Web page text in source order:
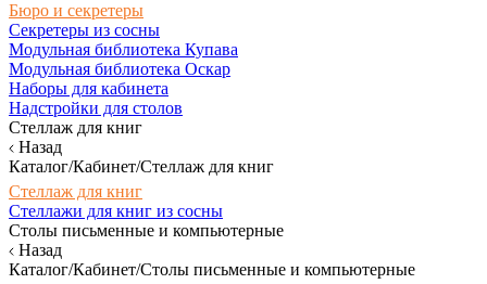
Бюро и секретеры
Секретеры из сосны
Модульная библиотека Купава
Модульная библиотека Оскар
Наборы для кабинета
Надстройки для столов
Стеллаж для книг
Назад
Каталог/Кабинет/Стеллаж для книг
Стеллаж для книг
Стеллажи для книг из сосны
Столы письменные и компьютерные
Назад
Каталог/Кабинет/Столы письменные и компьютерные